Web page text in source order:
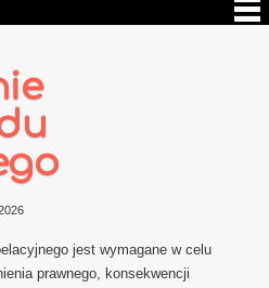
jest wymagane w celu
prawnego, konsekwencji